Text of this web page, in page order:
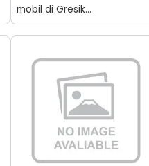
mobil di Gresik...